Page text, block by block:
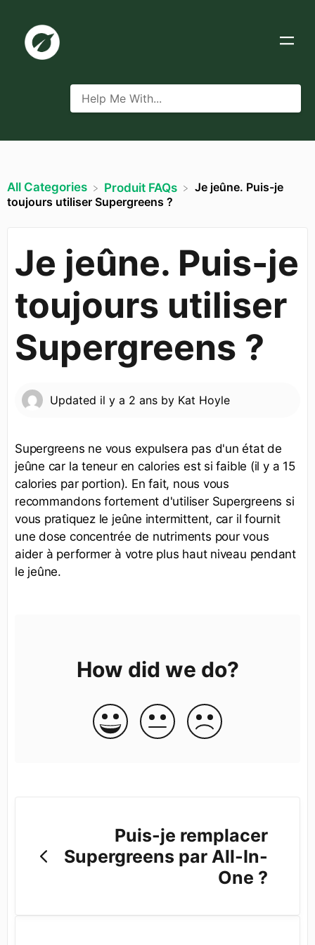
All Categories ​Produit FAQs
Je jeûne. Puis-je
toujours utiliser Supergreens ?
Je jeûne. Puis-je
toujours utiliser
Supergreens ?
Updated il y a 2 ans by Kat Hoyle
Supergreens ne vous expulsera pas d'un état de
jeûne car la teneur en calories est si faible (il y a 15
calories par portion). En fait, nous vous
recommandons fortement d'utiliser Supergreens si
vous pratiquez le jeûne intermittent, car il fournit
une dose concentrée de nutriments pour vous
aider à performer à votre plus haut niveau pendant
le jeûne.
How did we do?
Puis-je remplacer
Supergreens par All-In-
One ?